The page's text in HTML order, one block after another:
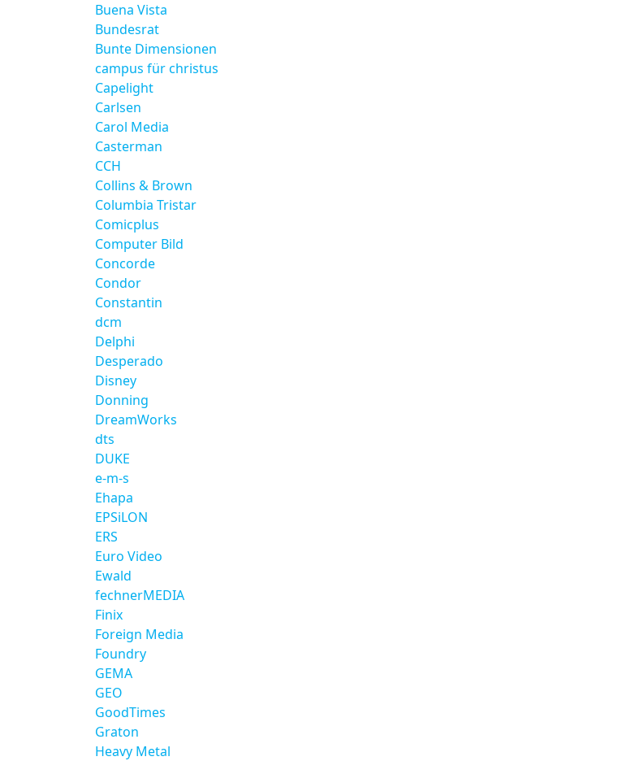
Buena Vista
Bundesrat
Bunte Dimensionen
campus für christus
Capelight
Carlsen
Carol Media
Casterman
CCH
Collins & Brown
Columbia Tristar
Comicplus
Computer Bild
Concorde
Condor
Constantin
dcm
Delphi
Desperado
Disney
Donning
DreamWorks
dts
DUKE
e-m-s
Ehapa
EPSiLON
ERS
Euro Video
Ewald
fechnerMEDIA
Finix
Foreign Media
Foundry
GEMA
GEO
GoodTimes
Graton
Heavy Metal